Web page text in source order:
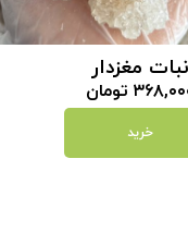
نبات مغزدار
تومان
خرید